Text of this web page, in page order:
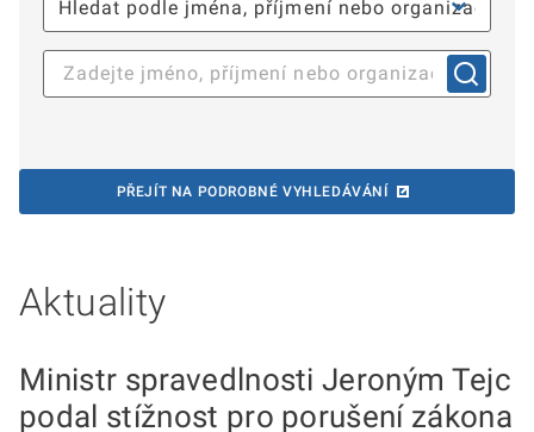
PŘEJÍT NA PODROBNÉ VYHLEDÁVÁNÍ
Aktuality
Ministr spravedlnosti Jeroným Tejc
podal stížnost pro porušení zákona